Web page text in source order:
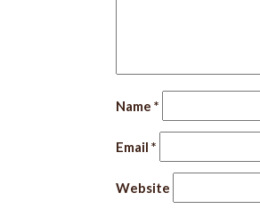
Name *
Email *
Website